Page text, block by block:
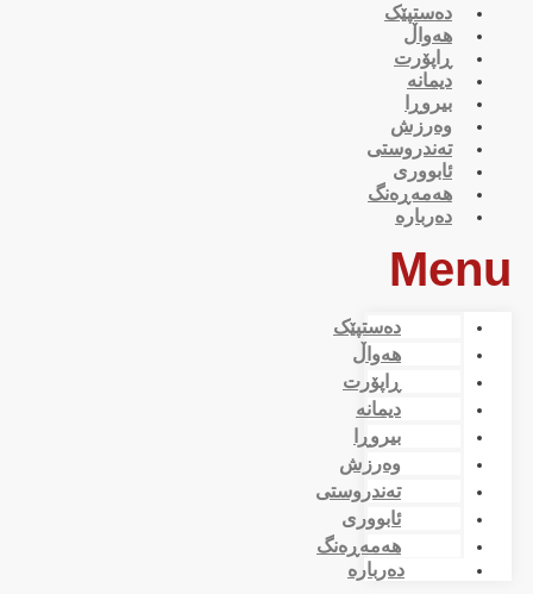
دەستپێک
هەواڵ
ڕاپۆرت
دیمانە
بیروڕا
وەرزش
تەندروستی
ئابووری
هەمەڕەنگ
دەربارە
Menu
دەستپێک
هەواڵ
ڕاپۆرت
دیمانە
بیروڕا
وەرزش
تەندروستی
ئابووری
هەمەڕەنگ
دەربارە